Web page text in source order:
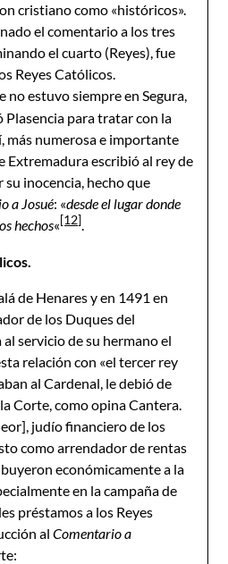
cristiano como «históricos».
el comentario a los tres
el cuarto (Reyes), fue
Reyes Católicos.
no estuvo siempre en Segura,
para tratar con la
más numerosa e importante
Extremadura escribió al rey de
inocencia, hecho que
a Josué: «desde el lugar donde
hechos«[12].
de Henares y en 1491 en
de los Duques del
servicio de su hermano el
relación con «el tercer rey
al Cardenal, le debió de
Corte, como opina Cantera.
judío financiero de los
como arrendador de rentas
económicamente a la
en la campaña de
préstamos a los Reyes
alComentario a